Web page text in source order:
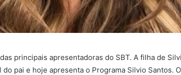
principais apresentadoras do SBT. A filha de
do pai e hoje apresenta o Programa Silvio Santos.